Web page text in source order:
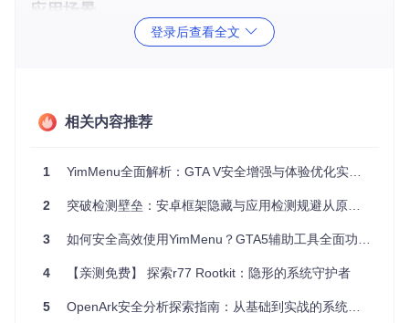
应用场景
的应用舞台广阔无垠，尤其在安全研究、渗透测
攻击，评估系统的防护能力。对于红队操作来说，远程加密加
载能力意味着更小的踪迹，更高的行动成功率。
项目特点
隐秘性增强：通过加密的Shellcode加载，使得网络流量和
兼容性广泛：无论是原生系统调用的优化还是Java虚拟机内
灵活性提升：改良的参数接收能力和远程加载机制，适应多
易用性优化：特别是Godzilla_Plugins的集成，提供了一键
登录后查看全文
相关内容推荐
1 YimMenu全面解析：GTA V安全增强与体验优化实战指南
2 突破检测壁垒：安卓框架隐藏与应用检测规避从原理到实战的深度探索
3 如何安全高效使用YimMenu？GTA5辅助工具全面功能解析与实战指南
4 【亲测免费】 探索r77 Rootkit：隐形的系统守护者
5 OpenArk安全分析探索指南：从基础到实战的系统安全探险